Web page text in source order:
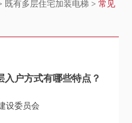
既有多层住宅加装电梯 >常见
入户方式有哪些特点？
设委员会